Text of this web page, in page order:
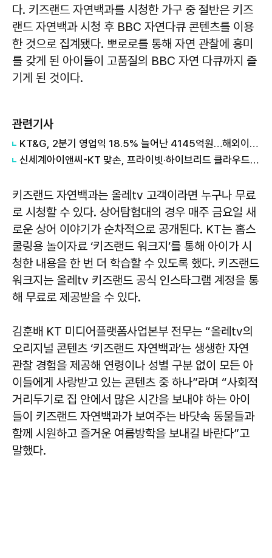
다. 키즈랜드 자연백과를 시청한 가구 중 절반은 키즈
랜드 자연백과 시청 후 BBC 자연다큐 콘텐츠를 이용
한 것으로 집계됐다. 뽀로로를 통해 자연 관찰에 흥미
를 갖게 된 아이들이 고품질의 BBC 자연 다큐까지 즐
기게 된 것이다.
관련기사
KT&G, 2분기 영업익 18.5% 늘어난 4145억원…해외이익·NGP 성장
신세계아이앤씨-KT 맞손, 프라이빗·하이브리드 클라우드 사업 협력 확대
키즈랜드 자연백과는 올레tv 고객이라면 누구나 무료
로 시청할 수 있다. 상어탐험대의 경우 매주 금요일 새
로운 상어 이야기가 순차적으로 공개된다. KT는 홈스
쿨링용 놀이자료 ‘키즈랜드 워크지’를 통해 아이가 시
청한 내용을 한 번 더 학습할 수 있도록 했다. 키즈랜드
워크지는 올레tv 키즈랜드 공식 인스타그램 계정을 통
해 무료로 제공받을 수 있다.
김훈배 KT 미디어플랫폼사업본부 전무는 “올레tv의
오리지널 콘텐츠 ‘키즈랜드 자연백과’는 생생한 자연
관찰 경험을 제공해 연령이나 성별 구분 없이 모든 아
이들에게 사랑받고 있는 콘텐츠 중 하나”라며 “사회적
거리두기로 집 안에서 많은 시간을 보내야 하는 아이
들이 키즈랜드 자연백과가 보여주는 바닷속 동물들과
함께 시원하고 즐거운 여름방학을 보내길 바란다”고
말했다.